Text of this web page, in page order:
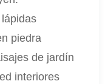
piedra
de jardín
interiores